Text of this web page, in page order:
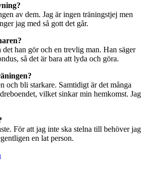
av dem. Jag är ingen träningstjej men
jag med så gott det går.
han gör och en trevlig man. Han säger
så det är bara att lyda och göra.
och bli starkare. Samtidigt är det många
vilket sinkar min hemkomst. Jag
För att jag inte ska stelna till behöver jag
en lat person.